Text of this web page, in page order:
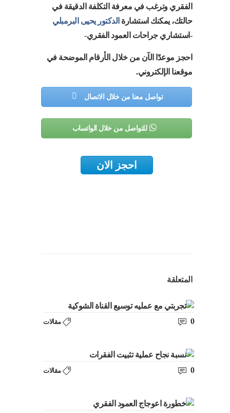
الفقري وترغب في معرفة التكلفة الدقيقة في
حالتك، يمكنك استشارة الدكتور يحيى البرمبلي
-استشاري جراحات العمود الفقري-
احجز موعدًا الآن من خلال الأرقام الموضحة في
موقعنا الإلكتروني.
تواصل معنا من خلال الاتصال
للتواصل من خلال الواتساب
احجز الان
المتعلقة
مقالات 0
مقالات 0